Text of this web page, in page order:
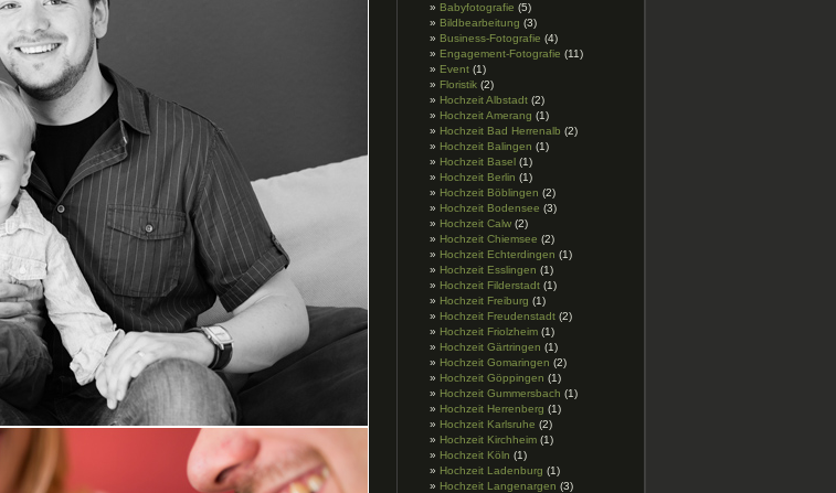
Babyfotografie (5)
Bildbearbeitung (3)
Business-Fotografie (4)
Engagement-Fotografie (11)
Event (1)
Floristik (2)
Hochzeit Albstadt (2)
Hochzeit Amerang (1)
Hochzeit Bad Herrenalb (2)
Hochzeit Balingen (1)
Hochzeit Basel (1)
Hochzeit Berlin (1)
Hochzeit Böblingen (2)
Hochzeit Bodensee (3)
Hochzeit Calw (2)
Hochzeit Chiemsee (2)
Hochzeit Echterdingen (1)
Hochzeit Esslingen (1)
Hochzeit Filderstadt (1)
Hochzeit Freiburg (1)
Hochzeit Freudenstadt (2)
Hochzeit Friolzheim (1)
Hochzeit Gärtringen (1)
Hochzeit Gomaringen (2)
Hochzeit Göppingen (1)
Hochzeit Gummersbach (1)
Hochzeit Herrenberg (1)
Hochzeit Karlsruhe (2)
Hochzeit Kirchheim (1)
Hochzeit Köln (1)
Hochzeit Ladenburg (1)
Hochzeit Langenargen (3)